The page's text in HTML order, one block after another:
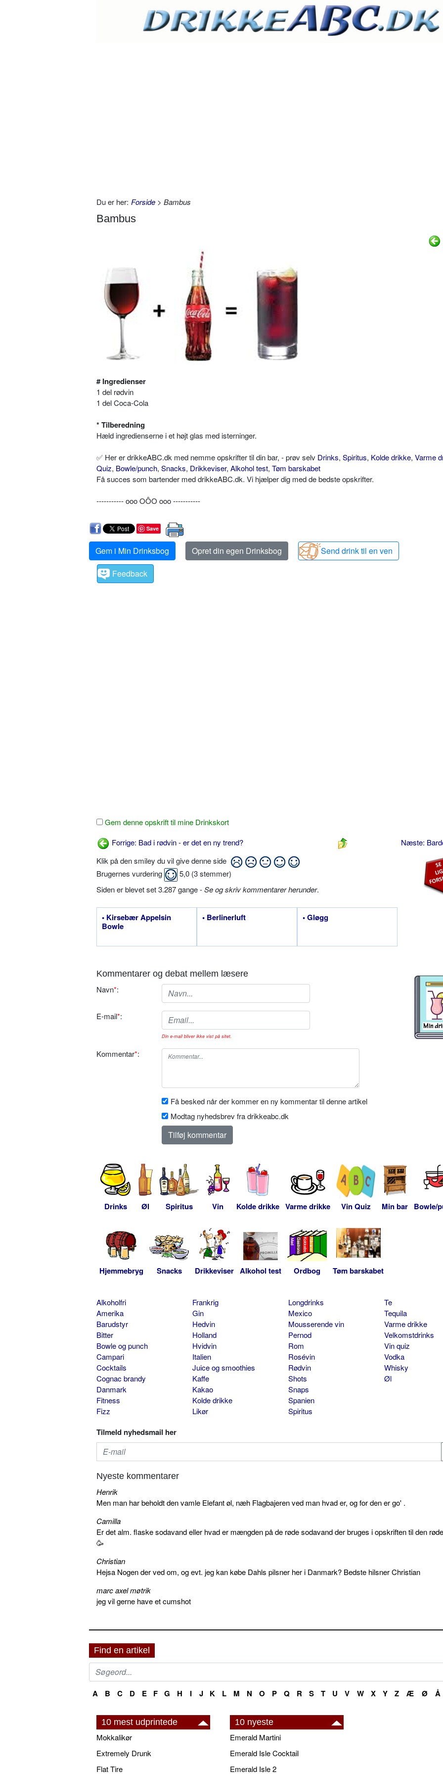
Du er her: Forside > Bambus
Bambus
# Ingredienser
1 del rødvin
1 del Coca-Cola
* Tilberedning
Hæld ingredienserne i et højt glas med isterninger.
✅ Her er drikkeABC.dk med nemme opskrifter til din bar, - prøv selv Drinks, Spiritus, Kolde drikke, Varme
Quiz, Bowle/punch, Snacks, Drikkeviser, Alkohol test, Tøm barskabet
Få succes som bartender med drikkeABC.dk. Vi hjælper dig med de bedste opskrifter.
----------- ooo OÔO ooo -----------
Save
Gem i Min Drinksbog Opret din egen Drinksbog
Send drink til en ven
Feedback
Gem denne opskrift til mine Drinkskort
Forrige: Bad i rødvin - er det en ny trend?
Næste:
Klik på den smiley du vil give denne side
Brugernes vurdering
5,0 (3stemmer)
Siden er blevet set 3.287 gange -Se og skriv kommentarer herunder.
• Kirsebær Appelsin
Bowle
• Berlinerluft • Gløgg
Kommentarer og debat mellem læsere
Navn*:
E-mail*:
Din e-mail bliver ikke vist på sitet.
Kommentar*:
Få besked når der kommer en ny kommentar til denne artikel
Modtag nyhedsbrev fra drikkeabc.dk
Drinks Øl Spiritus Vin Kolde drikke Varme drikke Vin Quiz Min bar Bowle/
Hjemmebryg Snacks Drikkeviser Alkohol test Ordbog Tøm barskabet
Alkoholfri
Amerika
Barudstyr
Bitter
Bowle og punch
Campari
Cocktails
Cognac brandy
Danmark
Fitness
Fizz
Frankrig
Gin
Hedvin
Holland
Hvidvin
Italien
Juice og smoothies
Kaffe
Kakao
Kolde drikke
Likør
Longdrinks
Mexico
Mousserende vin
Pernod
Rom
Rosévin
Rødvin
Shots
Snaps
Spanien
Spiritus
Te
Tequila
Varme drikke
Velkomstdrinks
Vin quiz
Vodka
Whisky
Øl
Tilmeld nyhedsmail her
Nyeste kommentarer
Henrik
Men man har beholdt den vamle Elefant øl, næh Flagbajeren ved man hvad er, og for den er go' .
Camilla
Er det alm. flaske sodavand eller hvad er mængden på de røde sodavand der bruges i opskriften til den
🥳
Christian
Hejsa Nogen der ved om, og evt. jeg kan købe Dahls pilsner her i Danmark? Bedste hilsner Christian
marc axel møtrik
jeg vil gerne have et cumshot
Find en artikel
A B C D E F G H I J K L M N O P Q R S T U V W X Y Z Æ Ø Å
10 mest udprintede
Mokkalikør
Extremely Drunk
Flat Tire
10 nyeste
Emerald Martini
Emerald Isle Cocktail
Emerald Isle 2